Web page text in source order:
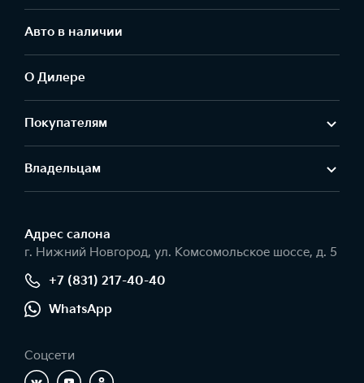
Авто в наличии
О Дилере
Покупателям
Владельцам
Адрес салонa
г. Нижний Новгород, ул. Комсомольское шоссе, д. 5
+7 (831) 217-40-40
WhatsApp
Соцсети